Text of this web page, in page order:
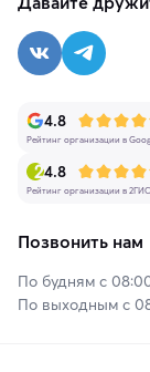
4.8
Рейтинг организации в
4.8
Рейтинг организации в 2ГИС
Позвонить нам
По будням с
По выходным с